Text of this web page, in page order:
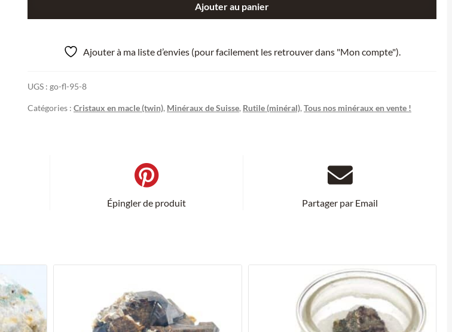
en
genou,
Ajouter au panier
Ajouter à ma liste d’envies (pour facilement les retrouver dans "Mon compte").
UGS : go-fl-95-8
Catégories : Cristaux en macle (twin), Minéraux de Suisse, Rutile (minéral), Tous nos minéraux en vente !
Épingler de produit Partager par Email